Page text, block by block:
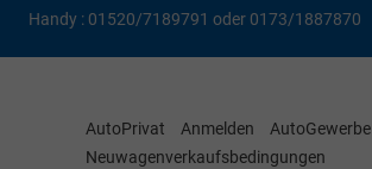
Handy : 01520/7189791 oder 0173/1887870
AutoPrivat Anmelden
AutoGewerbe
Neuwagenverkaufsbedingungen